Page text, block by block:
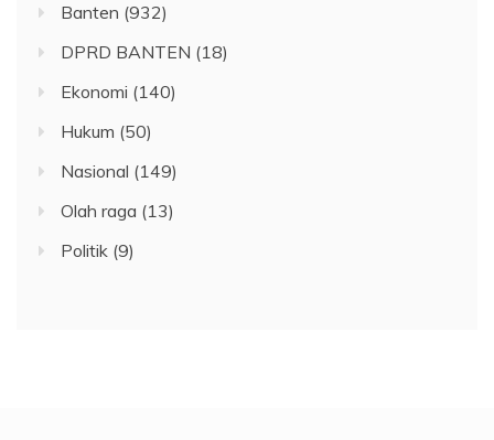
Banten (932)
DPRD BANTEN (18)
Ekonomi (140)
Hukum (50)
Nasional (149)
Olah raga (13)
Politik (9)